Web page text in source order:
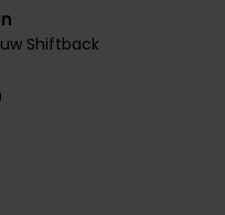
Shiftback